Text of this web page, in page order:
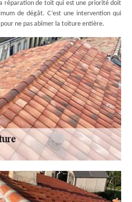
réparation de toit qui est une priorité doit
de dégât. C’est une intervention qui
ne pas abîmer la toiture entière.